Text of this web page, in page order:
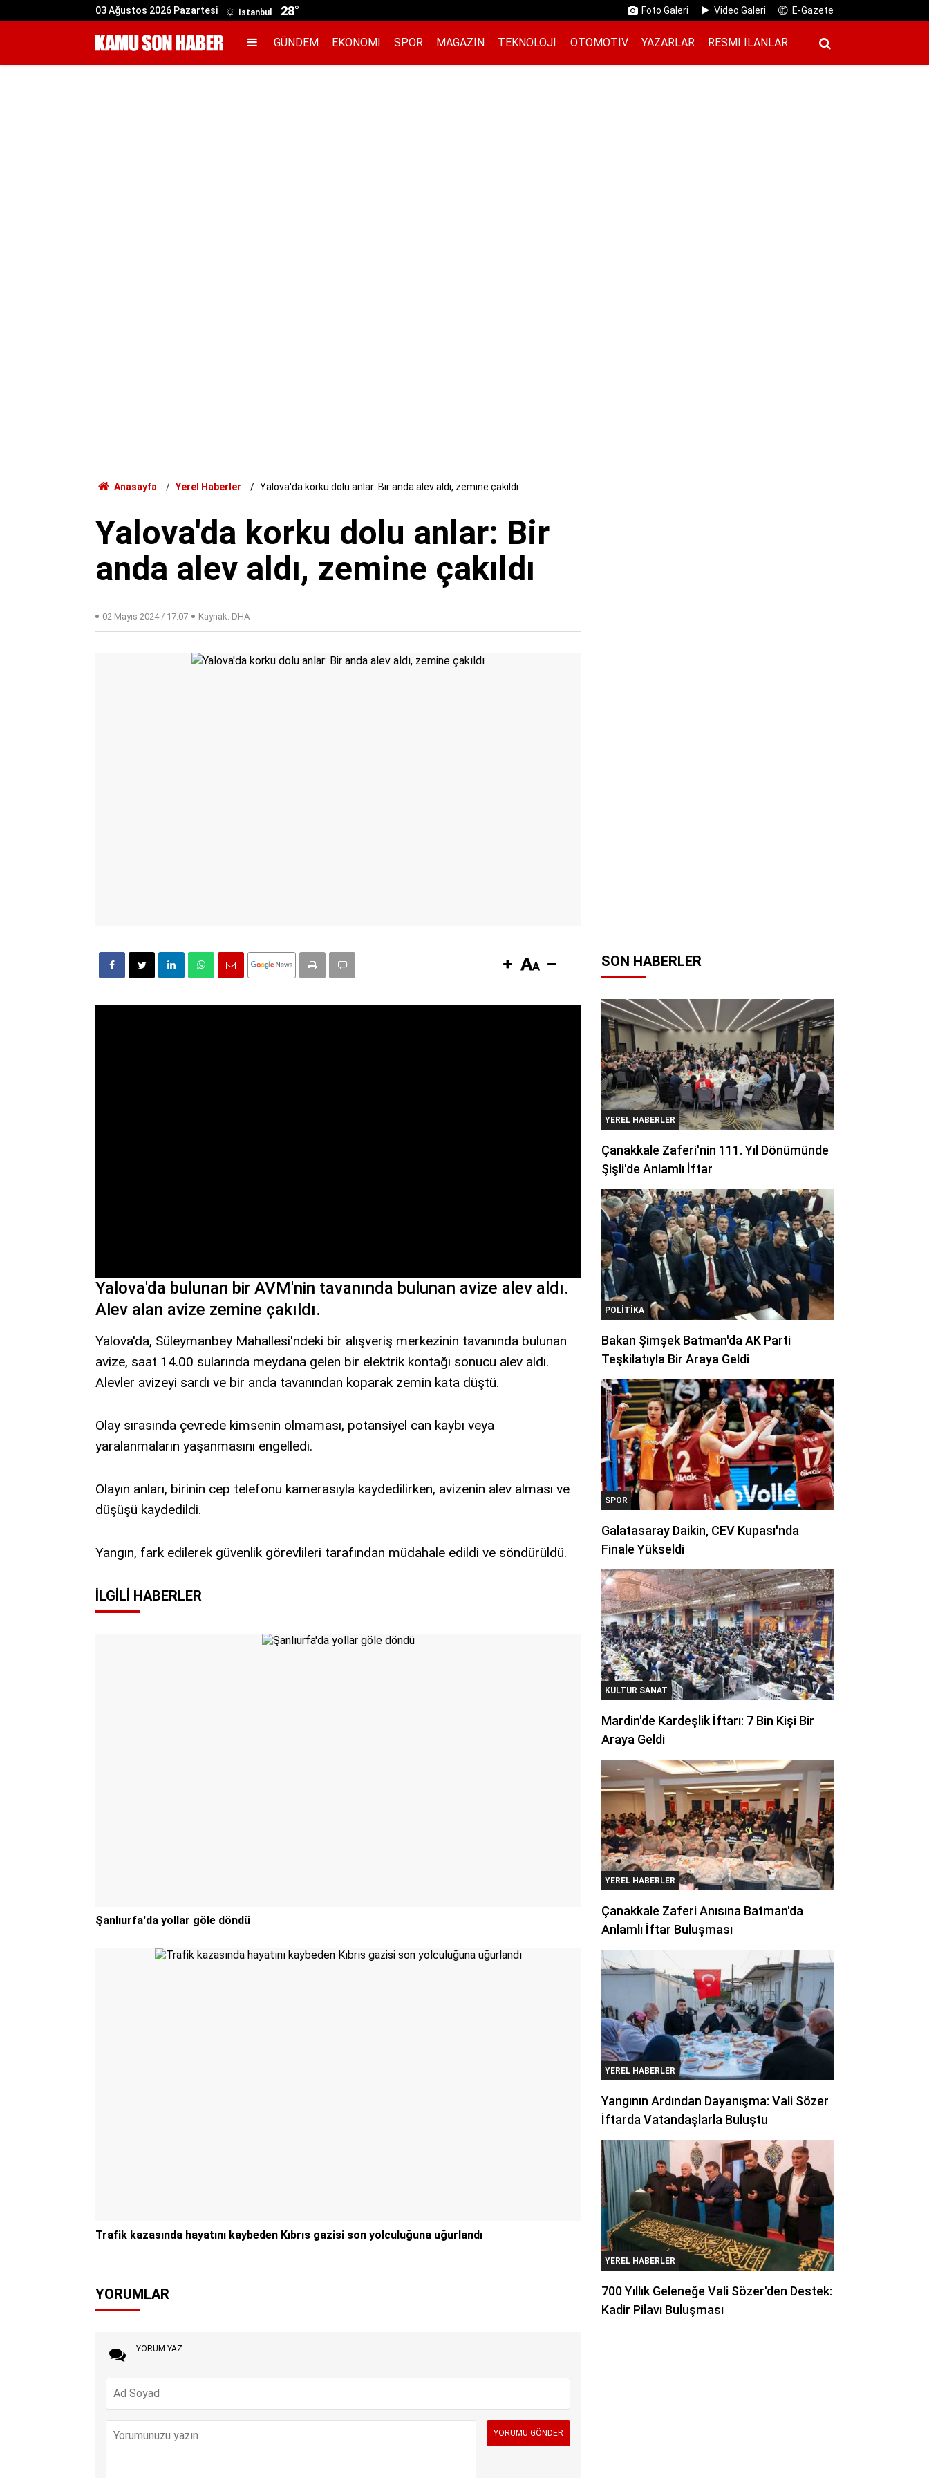
03 Ağustos 2026 Pazartesi İstanbul 28° Foto Galeri Video Galeri E-Gazete
GÜNDEM EKONOMI SPOR MAGAZIN TEKNOLOJI OTOMOTIV YAZARLAR RESMI İ̇LANLAR
Anasayfa Yerel Haberler Yalova'da korku dolu anlar: Bir anda alev aldı, zemine çakıldı
Yalova'da korku dolu anlar: Bir
anda alev aldı, zemine çakıldı
02 Mayıs 2024 / 17:07 Kaynak: DHA
Yalova'da bulunan bir AVM'nin tavanında bulunan avize alev aldı.
Alev alan avize zemine çakıldı.
Yalova'da, Süleymanbey Mahallesi'ndeki bir alışveriş merkezinin tavanında bulunan
avize, saat 14.00 sularında meydana gelen bir elektrik kontağı sonucu alev aldı.
Alevler avizeyi sardı ve bir anda tavanından koparak zemin kata düştü.
Olay sırasında çevrede kimsenin olmaması, potansiyel can kaybı veya
yaralanmaların yaşanmasını engelledi.
Olayın anları, birinin cep telefonu kamerasıyla kaydedilirken, avizenin alev alması ve
düşüşü kaydedildi.
Yangın, fark edilerek güvenlik görevlileri tarafından müdahale edildi ve söndürüldü.
İLGILI HABERLER
Şanlıurfa'da yollar göle döndü
Trafik kazasında hayatını kaybeden Kıbrıs gazisi son yolculuğuna uğurlandı
YORUMLAR
YORUM YAZ
SON HABERLER
YEREL HABERLER
Çanakkale Zaferi'nin 111. Yıl Dönümünde
Şişli'de Anlamlı İftar
POLITIKA
Bakan Şimşek Batman'da AK Parti
Teşkilatıyla Bir Araya Geldi
SPOR
Galatasaray Daikin, CEV Kupası'nda
Finale Yükseldi
KÜLTÜR SANAT
Mardin'de Kardeşlik İftarı: 7 Bin Kişi Bir
Araya Geldi
YEREL HABERLER
Çanakkale Zaferi Anısına Batman'da
Anlamlı İftar Buluşması
YEREL HABERLER
Yangının Ardından Dayanışma: Vali Sözer
İftarda Vatandaşlarla Buluştu
YEREL HABERLER
700 Yıllık Geleneğe Vali Sözer'den Destek:
Kadir Pilavı Buluşması